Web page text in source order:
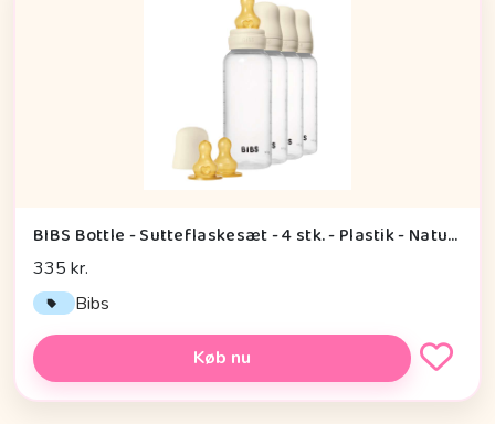
BIBS Bottle - Sutteflaskesæt - 4 stk. - Plastik - Naturgummi - 270ml - Ivory
335 kr.
Bibs
Køb nu